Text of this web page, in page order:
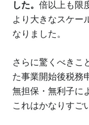
した。 倍以上も限
より大きなスケー
なりました。
さらに驚くべきこ
た事業開始後税務
無担保・無利子に
これはかなりすご